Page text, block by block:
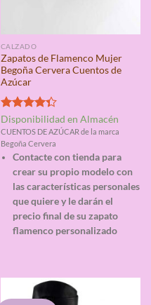
CALZADO
Zapatos de Flamenco Mujer
Begoña Cervera Cuentos de
Azúcar
Valorado
con4.33
de 5
Disponibilidad en Almacén
CUENTOS DE AZÚCAR de la marca
Begoña Cervera
Contacte con tienda para
crear su propio modelo con
las características personales
que quiere y le darán el
precio final de su zapato
flamenco personalizado